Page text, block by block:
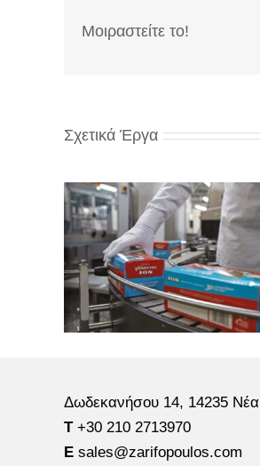
Μοιραστείτε το!
Σχετικά Έργα
Δωδεκανήσου 14, 14235 Νέα
Τ+30 210 2713970
E sales@zarifopoulos.com